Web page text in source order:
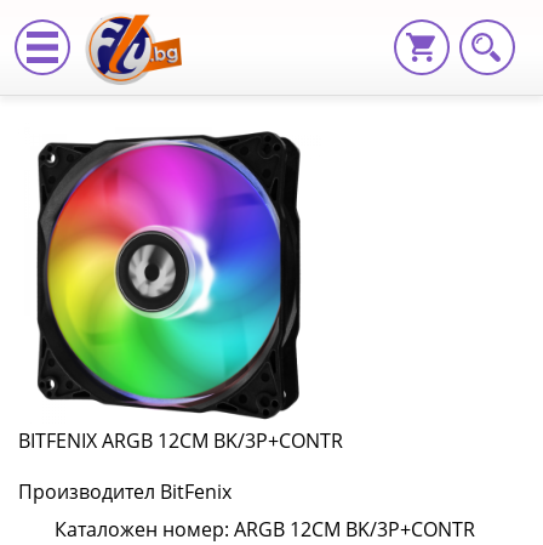
BITFENIX
ARGB
12CM
BK/3P+CONTR
ARGB
12CM
BK/3P+CONTR
|
Fly.bg
BITFENIX ARGB 12CM BK/3P+CONTR
Производител BitFenix
Каталожен номер: ARGB 12CM BK/3P+CONTR